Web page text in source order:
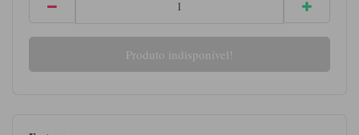
Produto indisponível!